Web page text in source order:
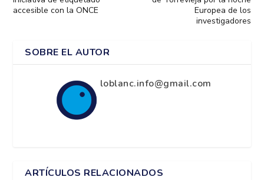
accesible con la ONCE
Europea de los
investigadores
SOBRE EL AUTOR
loblanc.info@gmail.com
ARTÍCULOS RELACIONADOS